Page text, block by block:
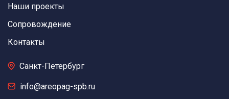
Наши проекты
Сопровождение
Контакты
Санкт-Петербург
info@areopag-spb.ru